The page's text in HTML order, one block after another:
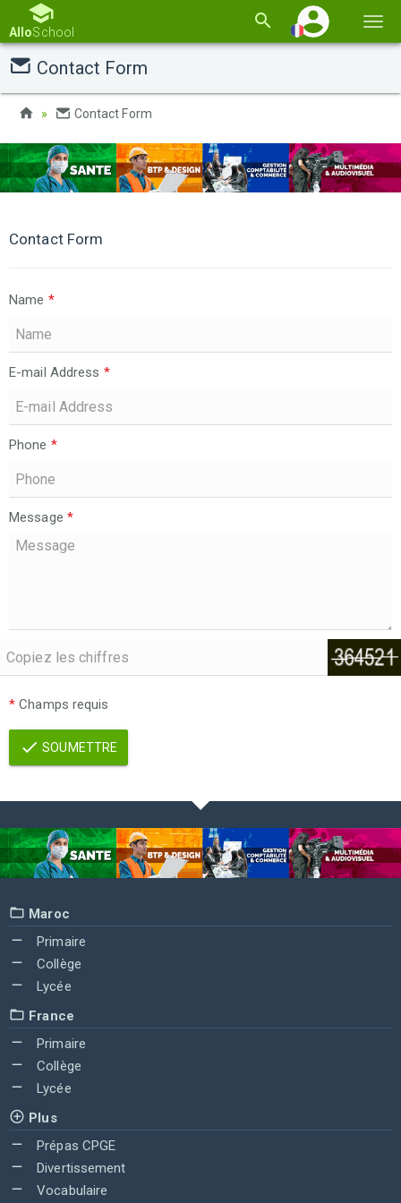
la
AlloSchool
Contact Form
Contact Form
Contact Form
Name *
E-mail Address *
Phone *
Message *
* Champs requis
SOUMETTRE
Maroc
Primaire
Collège
Lycée
France
Primaire
Collège
Lycée
Plus
Prépas CPGE
Divertissement
Vocabulaire